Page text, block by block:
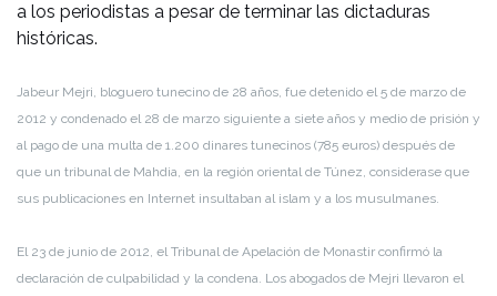
a los periodistas a pesar de terminar las dictaduras
históricas.
Jabeur Mejri, bloguero tunecino de 28 años, fue detenido el 5 de marzo de
2012 y condenado el 28 de marzo siguiente a siete años y medio de prisión y
al pago de una multa de 1.200 dinares tunecinos (785 euros) después de
que un tribunal de Mahdia, en la región oriental de Túnez, considerase que
sus publicaciones en Internet insultaban al islam y a los musulmanes.
El 23 de junio de 2012, el Tribunal de Apelación de Monastir confirmó la
declaración de culpabilidad y la condena. Los abogados de Mejri llevaron el